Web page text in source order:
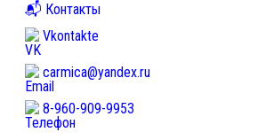
📬 Контакты
Vkontakte
carmica@yandex.ru
8-960-909-9953